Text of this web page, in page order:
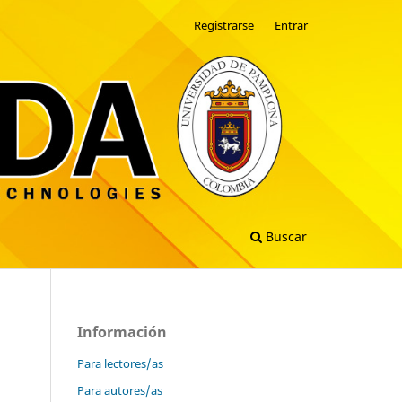
Buscar
Registrarse Entrar
Información
Para lectores/as
Para autores/as